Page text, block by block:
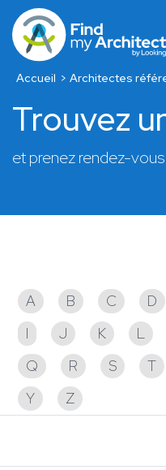
Accueil Architectes
Trouvez
et prenez rendez-
A B C D
I
J K L
Q
R S T
Y
Z